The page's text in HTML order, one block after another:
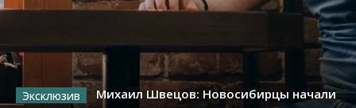
Михаил Швецов: Новосибирцы начали